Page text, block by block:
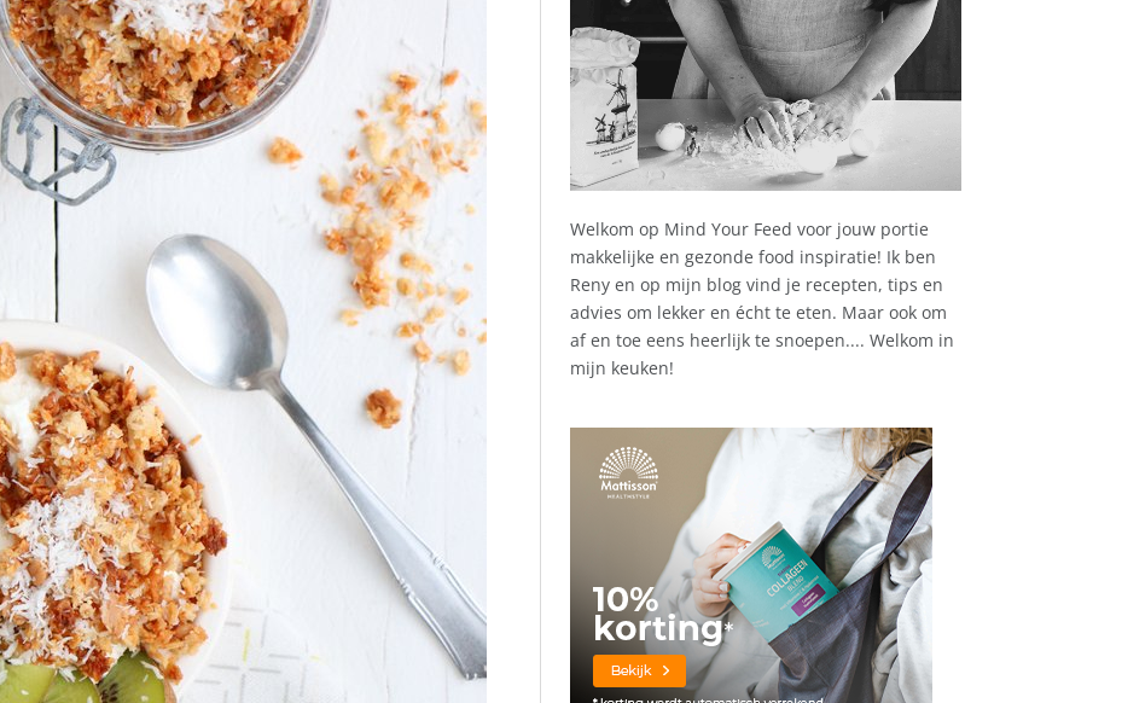
Welkom op Mind Your Feed voor jouw portie
makkelijke en gezonde food inspiratie! Ik ben
Reny en op mijn blog vind je recepten, tips en
advies om lekker en écht te eten. Maar ook om
af en toe eens heerlijk te snoepen.... Welkom in
mijn keuken!